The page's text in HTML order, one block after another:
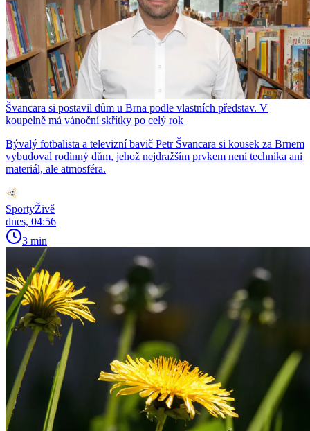
Švancara si postavil dům u Brna podle vlastních představ. V
koupelně má vánoční skřítky po celý rok
Bývalý fotbalista a televizní bavič Petr Švancara si kousek za Brnem
vybudoval rodinný dům, jehož nejdražším prvkem není technika ani
materiál, ale atmosféra.
SportyŽivě
dnes, 04:56
3 min